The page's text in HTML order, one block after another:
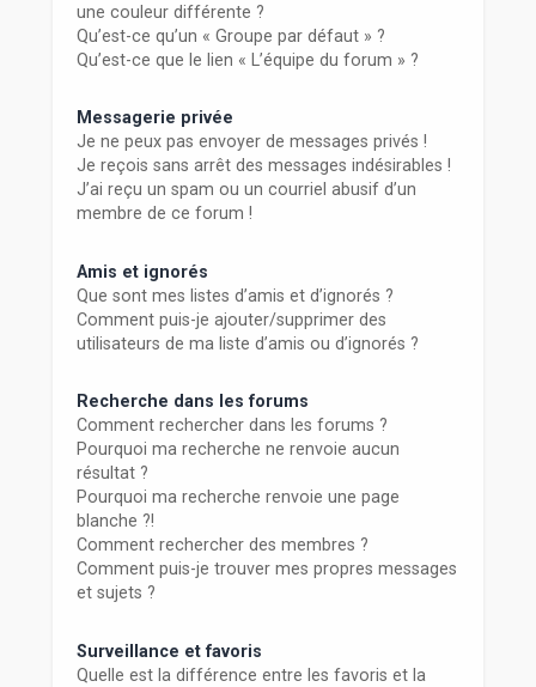
une couleur différente ?
Qu’est-ce qu’un « Groupe par défaut » ?
Qu’est-ce que le lien « L’équipe du forum » ?
Messagerie privée
Je ne peux pas envoyer de messages privés !
Je reçois sans arrêt des messages indésirables !
J’ai reçu un spam ou un courriel abusif d’un
membre de ce forum !
Amis et ignorés
Que sont mes listes d’amis et d’ignorés ?
Comment puis-je ajouter/supprimer des
utilisateurs de ma liste d’amis ou d’ignorés ?
Recherche dans les forums
Comment rechercher dans les forums ?
Pourquoi ma recherche ne renvoie aucun
résultat ?
Pourquoi ma recherche renvoie une page
blanche ?!
Comment rechercher des membres ?
Comment puis-je trouver mes propres messages
et sujets ?
Surveillance et favoris
Quelle est la différence entre les favoris et la